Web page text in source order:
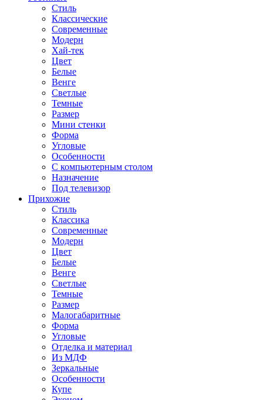
Стиль
Классические
Современные
Модерн
Хай-тек
Цвет
Белые
Венге
Светлые
Темные
Размер
Мини стенки
Форма
Угловые
Особенности
С компьютерным столом
Назначение
Под телевизор
Прихожие
Стиль
Классика
Современные
Модерн
Цвет
Белые
Венге
Светлые
Темные
Размер
Малогабаритные
Форма
Угловые
Отделка и материал
Из МДФ
Зеркальные
Особенности
Купе